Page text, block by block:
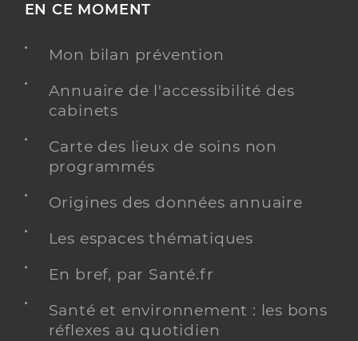
EN CE MOMENT
Mon bilan prévention
Annuaire de l'accessibilité des
cabinets
Carte des lieux de soins non
programmés
Origines des données annuaire
Les espaces thématiques
En bref, par Santé.fr
Santé et environnement : les bons
réflexes au quotidien